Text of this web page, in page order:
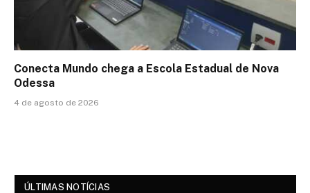
Conecta Mundo chega a Escola Estadual de Nova
Odessa
4 de agosto de 2026
ÚLTIMAS NOTÍCIAS